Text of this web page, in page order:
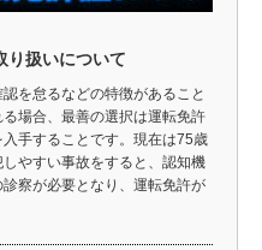
り扱いについて
を怠るなどの特徴があること
場合、最善の選択は運転免許
手することです。現在は75歳
やすい事故をすると、認知機
察が必要となり、運転免許が